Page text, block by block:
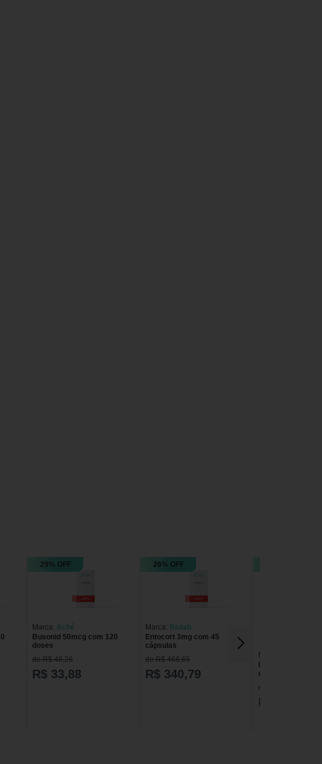
29% OFF
Marca: Aché
Busonid 50mcg com 120
doses
de R$ 48,26
R$ 33,88
26% OFF
Marca: Biolab
Entocort 3mg com 45
cápsulas
de R$ 466,65
R$ 340,79
Marca:
doses
de R$ 55,15
R$ 46,41